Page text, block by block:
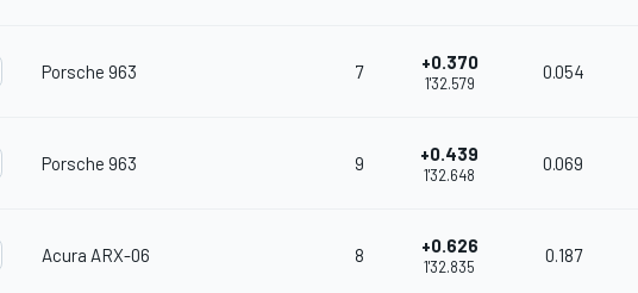
Porsche 963 7 +0.370
1'32.579
0.054
Porsche 963 9 +0.439
1'32.648
0.069
Acura ARX-06 8 +0.626
1'32.835
0.187